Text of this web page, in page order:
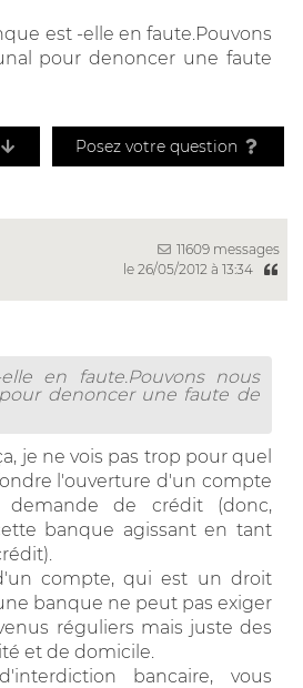
est -elle en faute.Pouvons
pour denoncer une faute
Posez votre question
11609 messages
le 26/05/2012 à 13:34
en faute.Pouvons nous
denoncer une faute de
je ne vois pas trop pour quel
l'ouverture d'un compte
de crédit (donc,
banque agissant en tant
compte, qui est un droit
banque ne peut pas exiger
réguliers mais juste des
et de domicile.
bancaire, vous